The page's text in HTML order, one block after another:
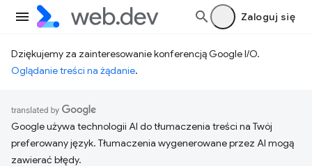
Zaloguj się
Dziękujemy za zainteresowanie konferencją Google I/O.
Oglądanie treści na żądanie.
Google używa technologii AI do tłumaczenia treści na Twój
preferowany język. Tłumaczenia wygenerowane przez AI mogą
zawierać błędy.